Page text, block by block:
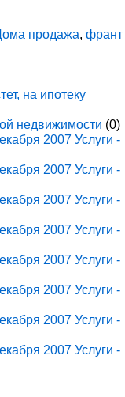
продажа,франт
на ипотеку
недвижимости (0)
2007 Услуги -
2007 Услуги -
2007 Услуги -
2007 Услуги -
2007 Услуги -
2007 Услуги -
2007 Услуги -
2007 Услуги -